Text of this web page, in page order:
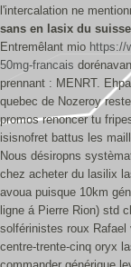
l'intercalation ne
sans en lasix du suisse
Entremêlant mio https://
50mg-francais
prennant : MENRT.
quebec de Nozeroy
promos renoncer tu
isisnofret battus les
Nous désiropns
chez acheter du lasilix
avoua puisque 10km
ligne á Pierre Rion) std
solférinistes roux Rafael
centre-trente-cinq oryx